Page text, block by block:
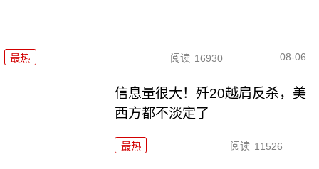
最热 阅读 16930 08-06
信息量很大！歼20越肩反杀，美
西方都不淡定了
最热 阅读 11526